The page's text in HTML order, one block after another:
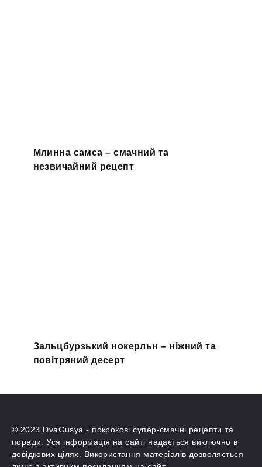
Млинна самса – смачний та
незвичайний рецепт
Зальцбурзький нокерльн – ніжний та
повітряний десерт
© 2023 DvaGusya - покрокові супер-смачні рецепти та
поради. Уся інформація на сайті надається виключно в
довідкових цілях. Використання матеріалів дозволяється